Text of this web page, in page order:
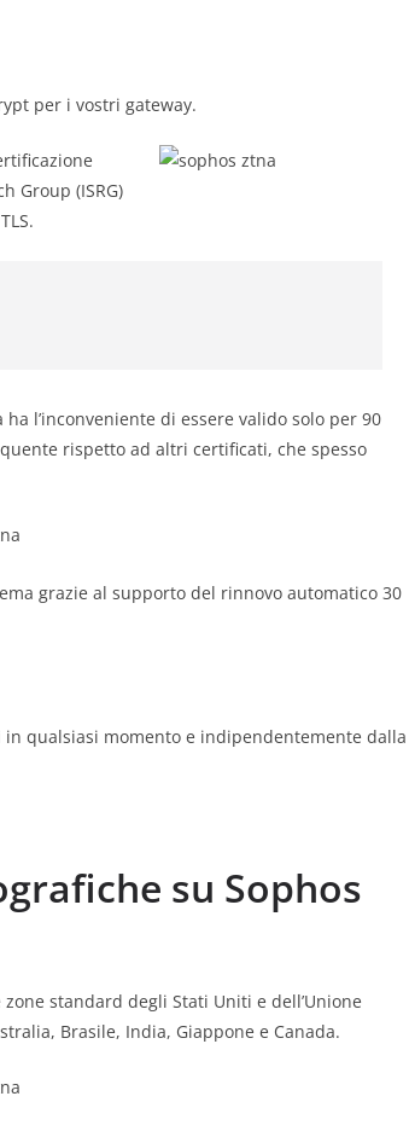
per i vostri gateway.
Group (ISRG)
l’inconveniente di essere valido solo per 90
rispetto ad altri certificati, che spesso
grazie al supporto del rinnovo automatico 30
qualsiasi momento e indipendentemente dalla
su Sophos
standard degli Stati Uniti e dell’Unione
Brasile, India, Giappone e Canada.